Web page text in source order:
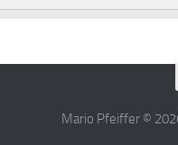
Mario Pfeiffer ©